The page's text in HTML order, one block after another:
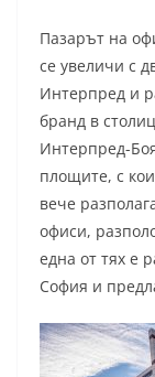
Пазарът на
се увеличи с
Интерпред и
бранд в
Интерпред-
площите, с
вече
офиси,
една от тях е
София и